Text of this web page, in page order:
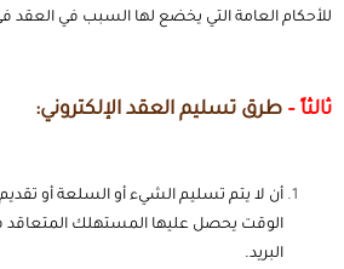
للأحكام العامة التي يخضع لها السبب في
ثالثاً – طرق تسليم العقد الإلكتروني:
أن لا يتم تسليم الشيء أو السلعة أو تقديم
الوقت يحصل عليها المستهلك
البريد.